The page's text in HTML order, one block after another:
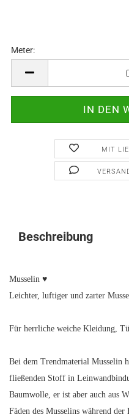
Meter:
MIT
Beschreibung
Musselin ♥
Leichter, luftiger und zarter
Für herrliche weiche Kleidung,
Bei dem Trendmaterial Musselin
fließenden Stoff in
Baumwolle, er ist aber auch aus
Fäden des Musselins während